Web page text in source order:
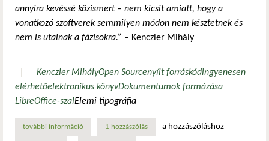
annyira kevéssé közismert – nem kicsit amiatt, hogy a
vonatkozó szoftverek semmilyen módon nem késztetnek és
nem is utalnak a fázisokra.” – Kenczler Mihály
Kenczler MihályOpen Sourcenyílt forráskódingyenesen
elérhetőelektronikus könyvDokumentumok formázása
LibreOffice-szalElemi tipográfia
további információkenczler mihály – dokumentumok formázása libreoffice-
1 hozzászólás a hozzászóláshoz